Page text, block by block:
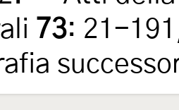
73: 21-